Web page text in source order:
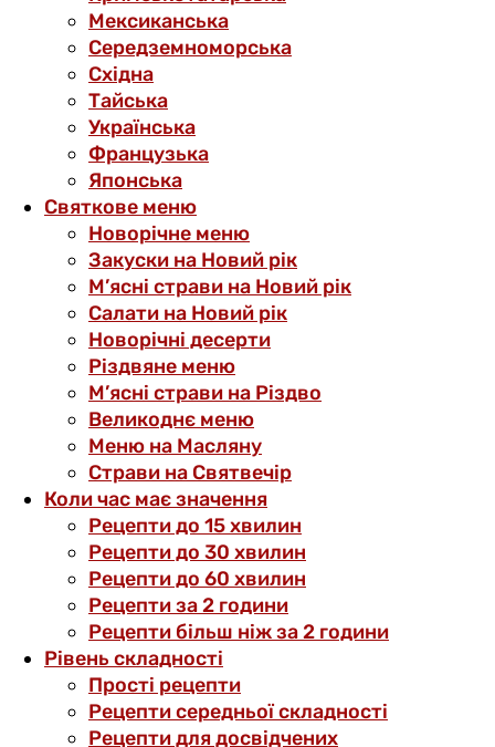
Мексиканська
Середземноморська
Східна
Тайська
Українська
Французька
Японська
Святкове меню
Новорічне меню
Закуски на Новий рік
М’ясні страви на Новий рік
Салати на Новий рік
Новорічні десерти
Різдвяне меню
М’ясні страви на Різдво
Великоднє меню
Меню на Масляну
Страви на Святвечір
Коли час має значення
Рецепти до 15 хвилин
Рецепти до 30 хвилин
Рецепти до 60 хвилин
Рецепти за 2 години
Рецепти більш ніж за 2 години
Рівень складності
Прості рецепти
Рецепти середньої складності
Рецепти для досвідчених